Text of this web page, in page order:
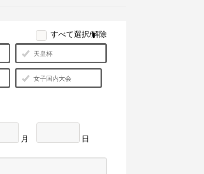
すべて選択/解除
天皇杯
女子国内大会
月 日